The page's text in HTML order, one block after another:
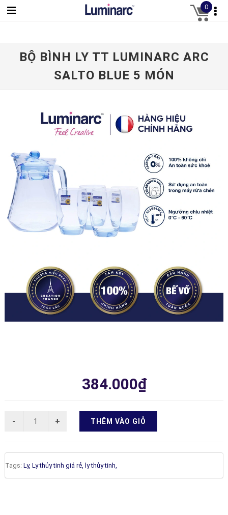
0
BỘ BÌNH LY TT LUMINARC ARC
SALTO BLUE 5 MÓN
384.000₫
THÊM VÀO GIỎ
Tags: Ly, Ly thủy tinh giá rẻ, ly thủy tinh,